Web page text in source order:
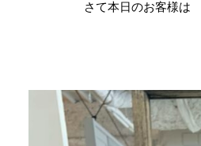
さて本日のお客様は